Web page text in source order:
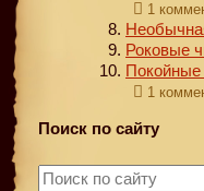
1
Роковые
1
Поиск по сайту